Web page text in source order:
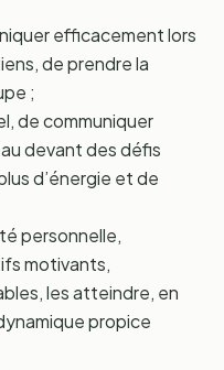
efficacement lors
de prendre la
;
de communiquer
devant des défis
d’énergie et de
personnelle,
motivants,
les atteindre, en
propice